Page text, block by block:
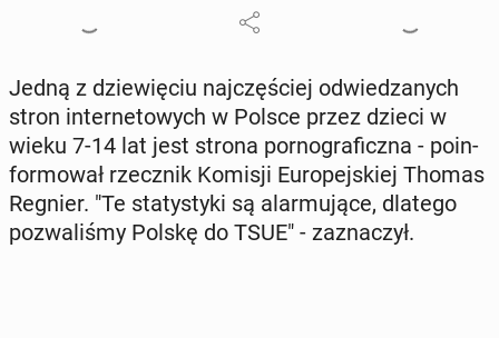
Jedną z dzie­wię­ciu naj­czę­ściej od­wie­dza­nych
stron in­ter­ne­to­wych w Polsce przez dzieci w
wieku 7-14 lat jest strona por­no­gra­ficz­na - po­in­
for­mo­wał rzecz­nik Komisji Eu­ro­pej­skiej Thomas
Regnier. "Te sta­ty­sty­ki są alar­mu­ją­ce, dlatego
po­zwa­li­śmy Polskę do TSUE" - za­zna­czył.